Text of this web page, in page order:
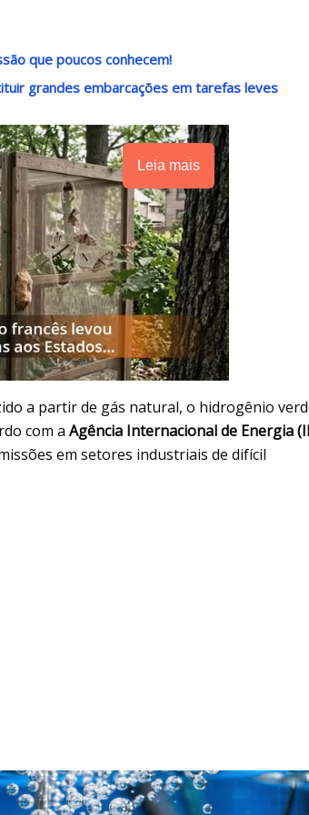
que poucos conhecem!
grandes embarcações em tarefas leves
Leia mais
a partir de gás natural, o hidrogênio
com a Agência Internacional de Energia
em setores industriais de difícil